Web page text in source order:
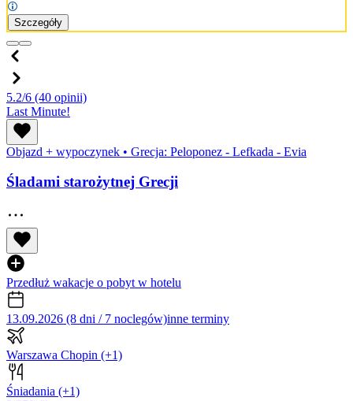
Szczegóły
5.2/6 (40 opinii)
Last Minute!
Objazd + wypoczynek • Grecja: Peloponez - Lefkada - Evia
Śladami starożytnej Grecji
Przedłuż wakacje o pobyt w hotelu
13.09.2026 (8 dni / 7 noclegów)inne terminy
Warszawa Chopin (+1)
Śniadania (+1)